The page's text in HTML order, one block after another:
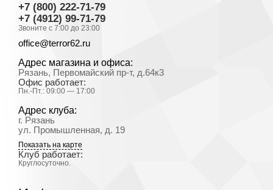
+7 (800) 222-71-79
+7 (4912) 99-71-79
Звоните с 7:00 до 23:00
office@terror62.ru
Адрес магазина и офиса:
Рязань, Первомайский пр-т, д.64к3
Офис работает:
Пн.-Пт.: 09:00 — 17:00
Адрес клуба:
г. Рязань
ул. Промышленная, д. 19
Показать на карте
Клуб работает:
Круглосуточно.